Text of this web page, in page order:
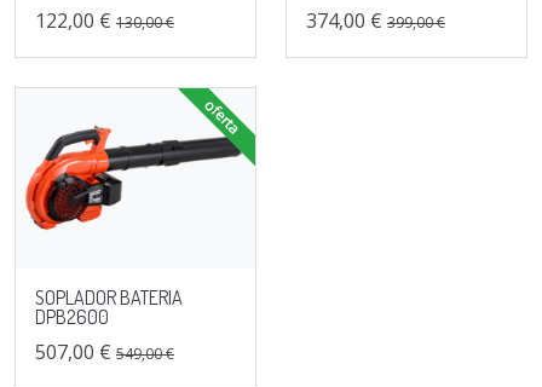
122,00 € 130,00 € 374,00 € 399,00 €
SOPLADOR BATERIA
DPB2600
507,00 € 549,00 €
oferta